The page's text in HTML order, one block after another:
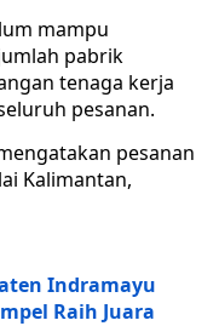
mampu
pabrik
tenaga kerja
pesanan.
pesanan
Kalimantan,
Indramayu
Raih Juara